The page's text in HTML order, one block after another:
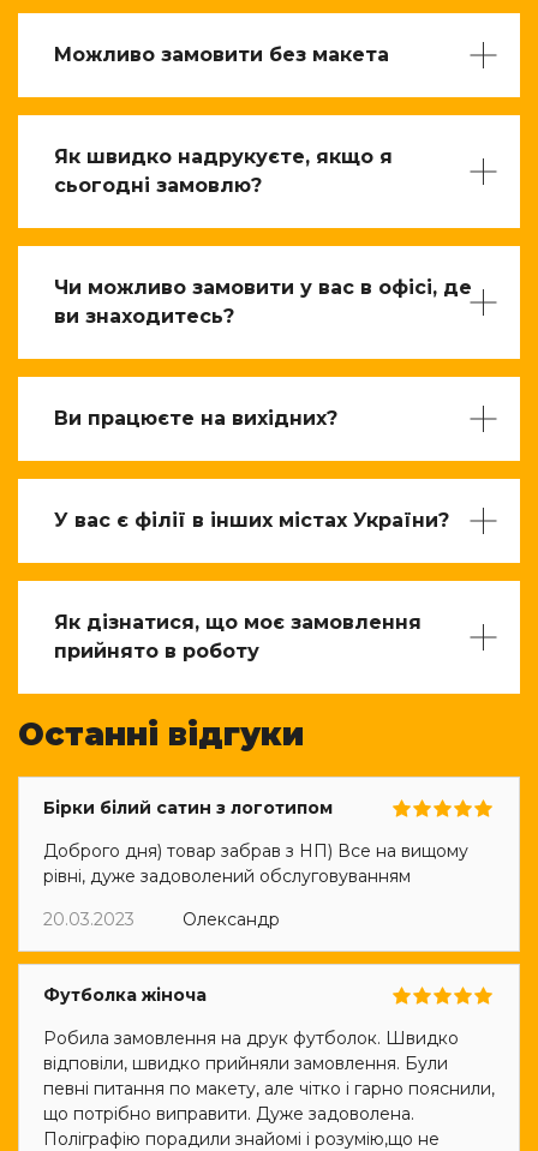
Можливо замовити без макета
Як швидко надрукуєте, якщо я
сьогодні замовлю?
Чи можливо замовити у вас в офісі, де
ви знаходитесь?
Ви працюєте на вихідних?
У вас є філії в інших містах України?
Як дізнатися, що моє замовлення
прийнято в роботу
Останні відгуки
Бірки білий сатин з логотипом
Доброго дня) товар забрав з НП) Все на вищому
рівні, дуже задоволений обслуговуванням
20.03.2023
Олександр
Футболка жіноча
Робила замовлення на друк футболок. Швидко
відповіли, швидко прийняли замовлення. Були
певні питання по макету, але чітко і гарно пояснили,
що потрібно виправити. Дуже задоволена.
Поліграфію порадили знайомі і розумію,що не